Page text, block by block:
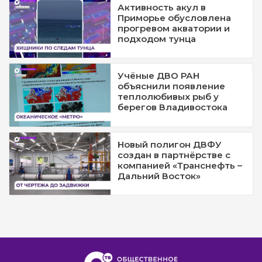
Активность акул в
Приморье обусловлена
прогревом акватории и
подходом тунца
Учёные ДВО РАН
объяснили появление
теплолюбивых рыб у
берегов Владивостока
Новый полигон ДВФУ
создан в партнёрстве с
компанией «Транснефть –
Дальний Восток»